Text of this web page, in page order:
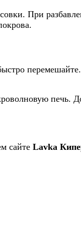
При
печь.
сайте Lavka